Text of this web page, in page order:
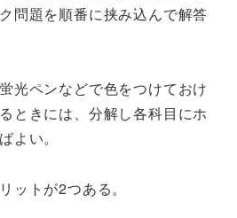
問題を順番に挟み込んで解答
光ペンなどで色をつけておけ
ときには、分解し各科目にホ
よい。
ットが2つある。